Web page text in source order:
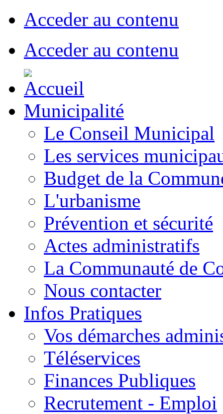
Acceder au contenu
Acceder au contenu
Municipalité
Le Conseil Municipal
Les services
Budget de la
L'urbanisme
Prévention et sécurité
Actes administratifs
La Communauté de
Nous contacter
Infos Pratiques
Vos démarches
Téléservices
Finances Publiques
Recrutement - Emploi